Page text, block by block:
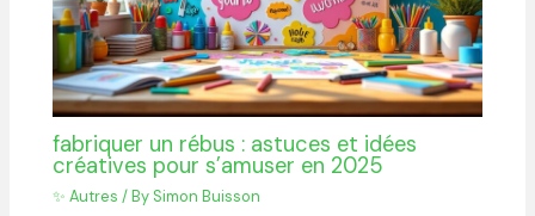
fabriquer un rébus : astuces et idées
créatives pour s’amuser en 2025
✨ Autres / By Simon Buisson